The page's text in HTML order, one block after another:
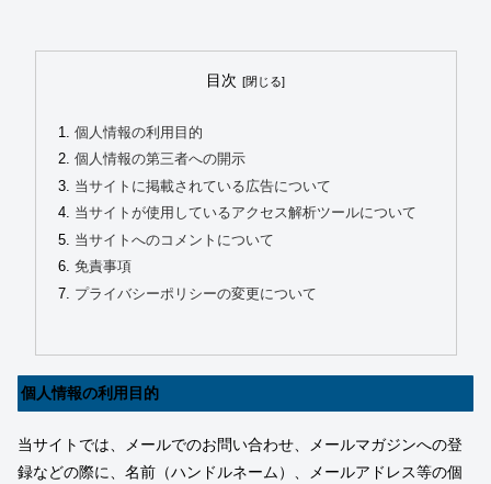
目次
個人情報の利用目的
個人情報の第三者への開示
当サイトに掲載されている広告について
当サイトが使用しているアクセス解析ツールについて
当サイトへのコメントについて
免責事項
プライバシーポリシーの変更について
個人情報の利用目的
当サイトでは、メールでのお問い合わせ、メールマガジンへの登
録などの際に、名前（ハンドルネーム）、メールアドレス等の個